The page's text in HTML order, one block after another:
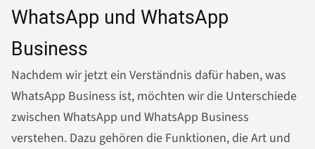
WhatsApp und WhatsApp
Business
Nachdem wir jetzt ein Verständnis dafür haben, was
WhatsApp Business ist, möchten wir die Unterschiede
zwischen WhatsApp und WhatsApp Business
verstehen. Dazu gehören die Funktionen, die Art und